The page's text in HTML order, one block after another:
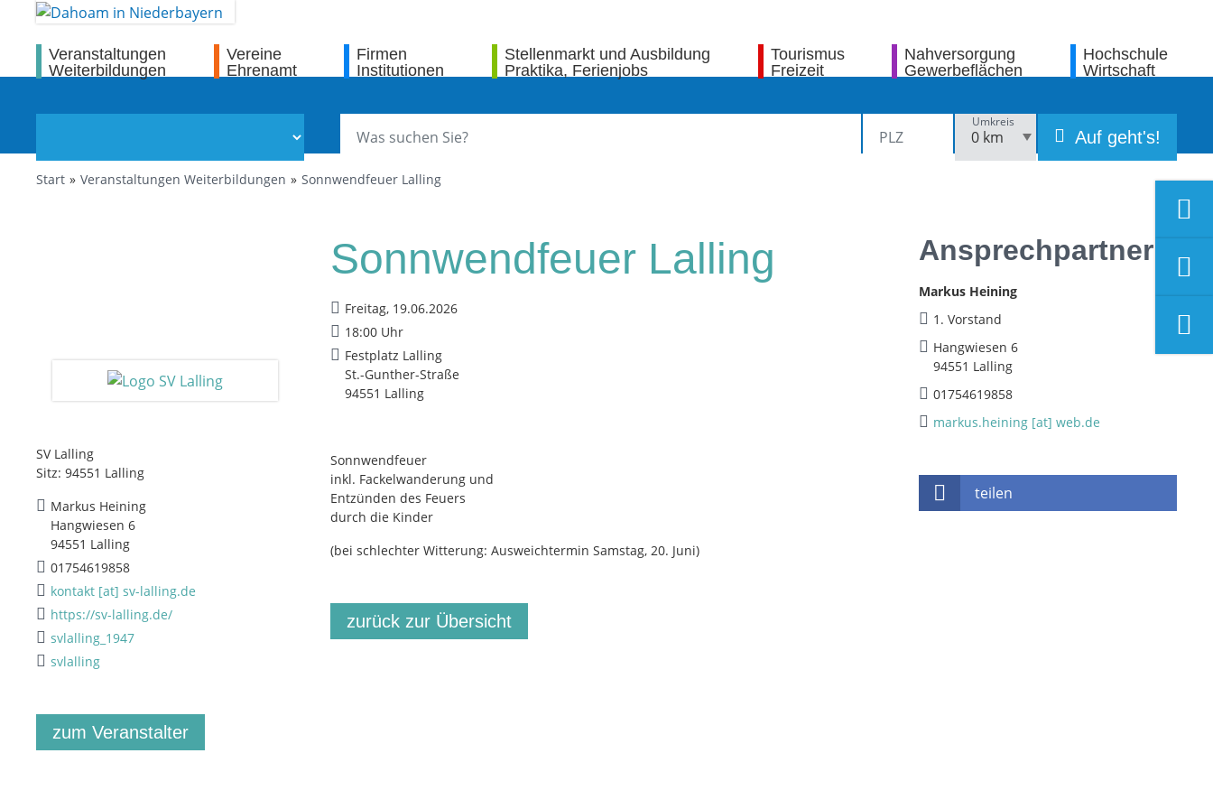
Veranstaltungen
Weiterbildungen
Vereine
Ehrenamt
Firmen
Institutionen
Stellenmarkt und Ausbildung
Praktika, Ferienjobs
Tourismus
Freizeit
Nahversorgung
Gewerbeflächen
Hochschule
Wirtschaft
Umkreis
Auf geht's!
Start Veranstaltungen Weiterbildungen Sonnwendfeuer Lalling
SV Lalling
Sitz: 94551 Lalling
Markus Heining
Hangwiesen 6
94551 Lalling
01754619858
kontakt [at] sv-lalling.de
https://sv-lalling.de/
svlalling_1947
svlalling
zum Veranstalter
Sonnwendfeuer Lalling
Freitag, 19.06.2026
18:00 Uhr
Festplatz Lalling
St.-Gunther-Straße
94551 Lalling
Sonnwendfeuer
inkl. Fackelwanderung und
Entzünden des Feuers
durch die Kinder
(bei schlechter Witterung: Ausweichtermin Samstag, 20. Juni)
zurück zur Übersicht
Ansprechpartner
Markus Heining
1. Vorstand
Hangwiesen 6
94551 Lalling
01754619858
markus.heining [at] web.de
teilen